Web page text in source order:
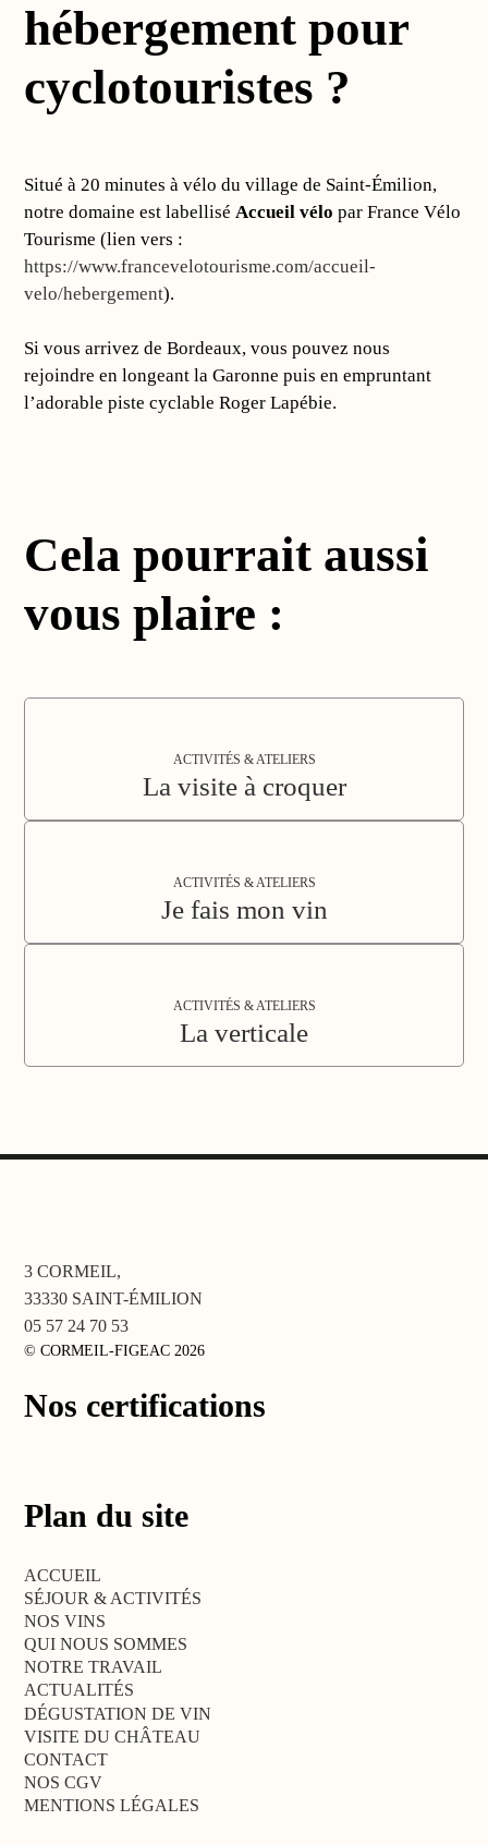
hébergement pour
cyclotouristes ?
Situé à 20 minutes à vélo du village de Saint-Émilion,
notre domaine est labelliséAccueil vélo parFrance Vélo
Tourisme (lien vers :
https://www.francevelotourisme.com/accueil-
velo/hebergement).
Si vous arrivez de Bordeaux, vous pouvez nous
rejoindre en longeant la Garonne puis en empruntant
l’adorable piste cyclable Roger Lapébie.
Cela pourrait aussi
vous plaire :
ACTIVITÉS & ATELIERS
La visite à croquer
ACTIVITÉS & ATELIERS
Je fais mon vin
ACTIVITÉS & ATELIERS
La verticale
3 CORMEIL,
33330 SAINT-ÉMILION
05 57 24 70 53
© CORMEIL-FIGEAC 2026
Nos certifications
Plan du site
ACCUEIL
SÉJOUR & ACTIVITÉS
NOS VINS
QUI NOUS SOMMES
NOTRE TRAVAIL
ACTUALITÉS
DÉGUSTATION DE VIN
VISITE DU CHÂTEAU
CONTACT
NOS CGV
MENTIONS LÉGALES